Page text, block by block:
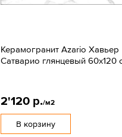
Керамогранит Azario Хавьер
Сатварио глянцевый 60x120
2'120 р./м2
В корзину